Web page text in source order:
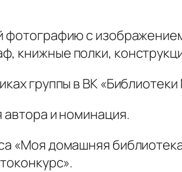
фотографию с
книжные полки,
группы в ВК
и номинация.
«Моя домашняя